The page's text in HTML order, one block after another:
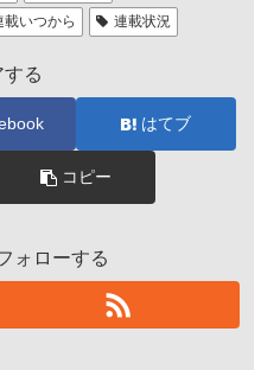
載いつから 連載状況
する
はてブ
コピー
ォローする